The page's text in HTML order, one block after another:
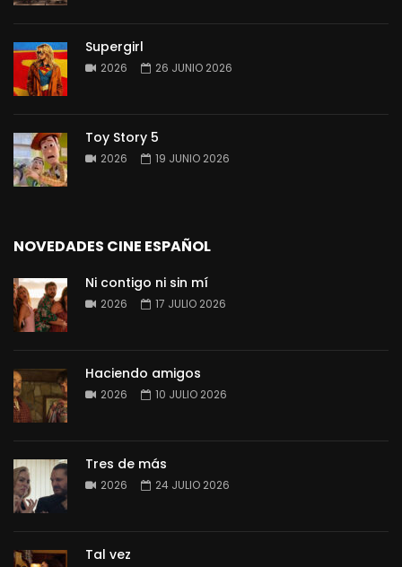
Supergirl
2026 26 JUNIO 2026
Toy Story 5
2026 19 JUNIO 2026
NOVEDADES CINE ESPAÑOL
Ni contigo ni sin mí
2026 17 JULIO 2026
Haciendo amigos
2026 10 JULIO 2026
Tres de más
2026 24 JULIO 2026
Tal vez